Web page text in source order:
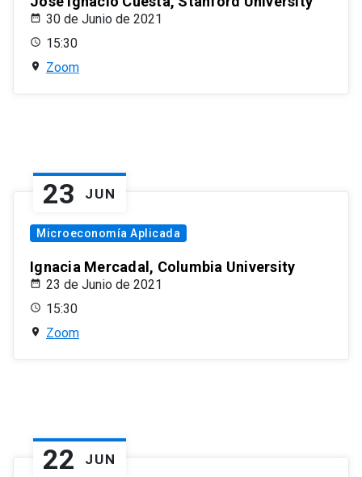
30 de Junio de 2021
15:30
Zoom
23 JUN
Microeconomía Aplicada
Ignacia Mercadal, Columbia University
23 de Junio de 2021
15:30
Zoom
22 JUN